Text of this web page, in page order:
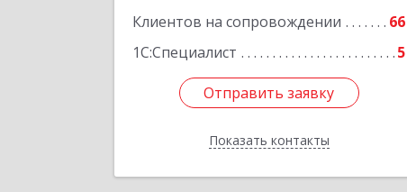
Клиентов на сопровождении
66
1С:Специалист
5
Отправить заявку
Показать контакты
Отправить заявку
Назад